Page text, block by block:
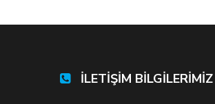
İLETİŞİM BİLGİLERİMİZ